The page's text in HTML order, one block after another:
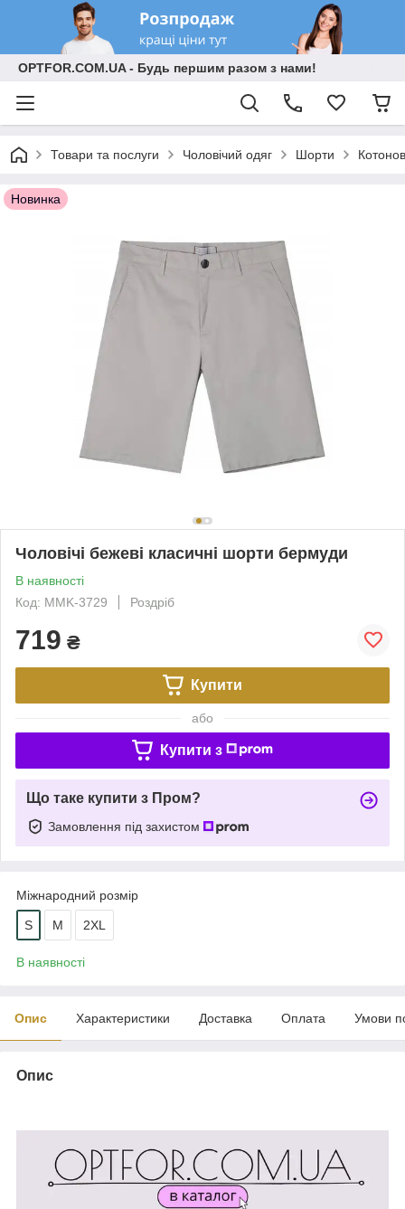
OPTFOR.COM.UA - Будь першим разом з нами!
Товари та послуги Чоловічий одяг Шорти
Новинка
Чоловічі бежеві класичні шорти бермуди
В наявності
Код: MMK-3729
Роздріб
719 ₴
Купити
або
Купити з
Що таке купити з Пром?
Замовлення під захистом
Міжнародний розмір
S M 2XL
В наявності
Опис Характеристики Доставка Оплата Умови
Опис